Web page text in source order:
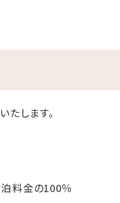
します。
泊料金の100％